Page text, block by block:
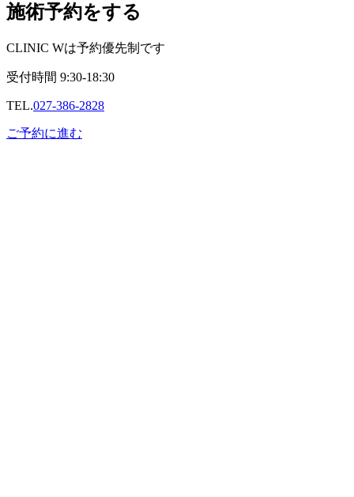
施術予約をする
CLINIC Wは予約優先制です
受付時間 9:30-18:30
TEL.027-386-2828
ご予約に進む